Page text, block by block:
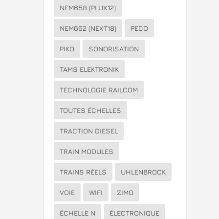
NEM658 (PLUX12)
NEM662 (NEXT18) PECO
PIKO SONORISATION
TAMS ELEKTRONIK
TECHNOLOGIE RAILCOM
TOUTES ÉCHELLES
TRACTION DIESEL
TRAIN MODULES
TRAINS RÉELS UHLENBROCK
VOIE WIFI ZIMO
ÉCHELLE N ÉLECTRONIQUE